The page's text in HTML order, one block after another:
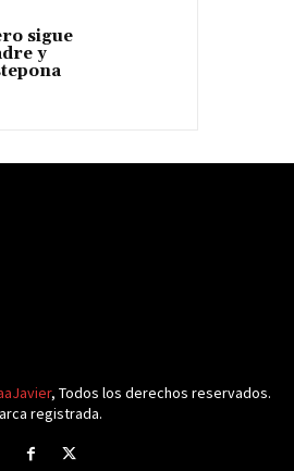
sigue
y
, Todos los derechos reservados.
registrada.